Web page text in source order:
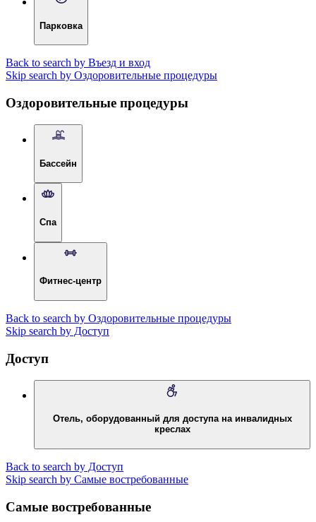
Парковка
Back to search by Въезд и вход
Skip search by Оздоровительные процедуры
Оздоровительные процедуры
Бассейн
Спа
Фитнес-центр
Back to search by Оздоровительные процедуры
Skip search by Доступ
Доступ
Отель, оборудованный для доступа на инвалидных
креслах
Back to search by Доступ
Skip search by Самые востребованные
Самые востребованные